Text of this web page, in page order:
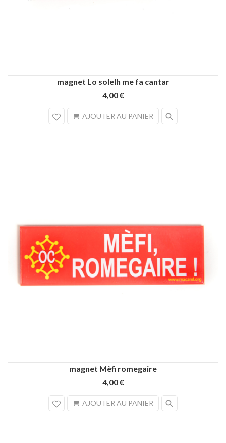
magnet Lo solelh me fa cantar
4,00 €
AJOUTER AU PANIER search
magnet Mèfi romegaire
4,00 €
AJOUTER AU PANIER search